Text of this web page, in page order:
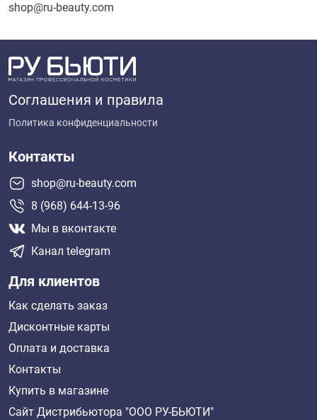
shop@ru-beauty.com
Соглашения и правила
Политика конфиденциальности
Контакты
shop@ru-beauty.com
8 (968) 644-13-96
Мы в вконтакте
Канал telegram
Для клиентов
Как сделать заказ
Дисконтные карты
Оплата и доставка
Контакты
Купить в магазине
Сайт Дистрибьютора "ООО РУ-БЬЮТИ"